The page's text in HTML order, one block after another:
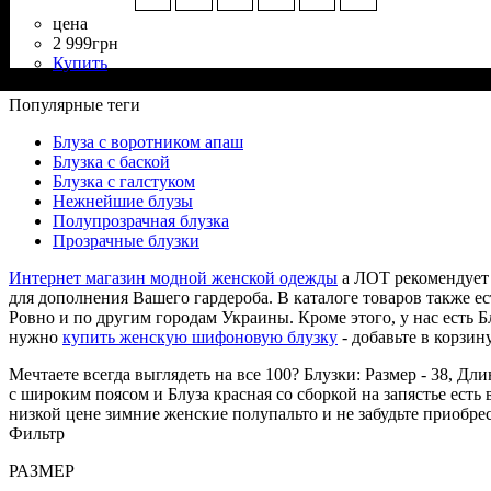
цена
2 999грн
Купить
Состав ткани
Крой: свободный
Длина: до бедра
Длина рукава
Стиль: вечерний
Популярные теги
Блуза с воротником апаш
Блузка с баской
Блузка с галстуком
Нежнейшие блузы
Полупрозрачная блузка
Прозрачные блузки
Интернет магазин модной женской одежды а ЛОТ
для дополнения Вашего гардероба. В каталоге товаров также
Ровно и по другим городам Украины. Кроме этого, у нас есть
нужно купить женскую шифоновую блузку - добавьте в
Мечтаете всегда выглядеть на все 100? Блузки: Размер - 38,
с широким поясом и Блуза красная со сборкой на запястье
низкой цене зимние женские полупальто и не забудьте
Фильтр
РАЗМЕР